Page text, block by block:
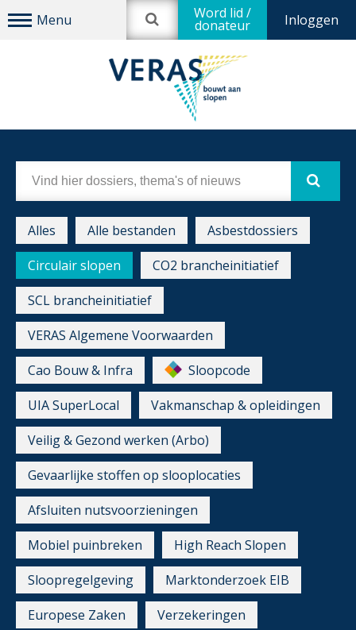
Inloggen
Word lid /
donateur
Alles Alle bestanden
Asbestdossiers
Circulair slopen
CO2 brancheinitiatief
SCL brancheinitiatief
VERAS Algemene Voorwaarden
Cao Bouw & Infra
Sloopcode
UIA SuperLocal
Vakmanschap & opleidingen
Veilig & Gezond werken (Arbo)
Gevaarlijke stoffen op slooplocaties
Afsluiten nutsvoorzieningen
Mobiel puinbreken
High Reach Slopen
Sloopregelgeving
Marktonderzoek EIB
Europese Zaken
Verzekeringen